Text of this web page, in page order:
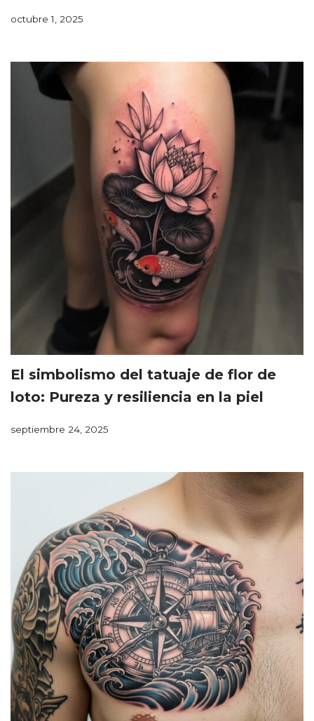
octubre 1, 2025
El simbolismo del tatuaje de flor de
loto: Pureza y resiliencia en la piel
septiembre 24, 2025